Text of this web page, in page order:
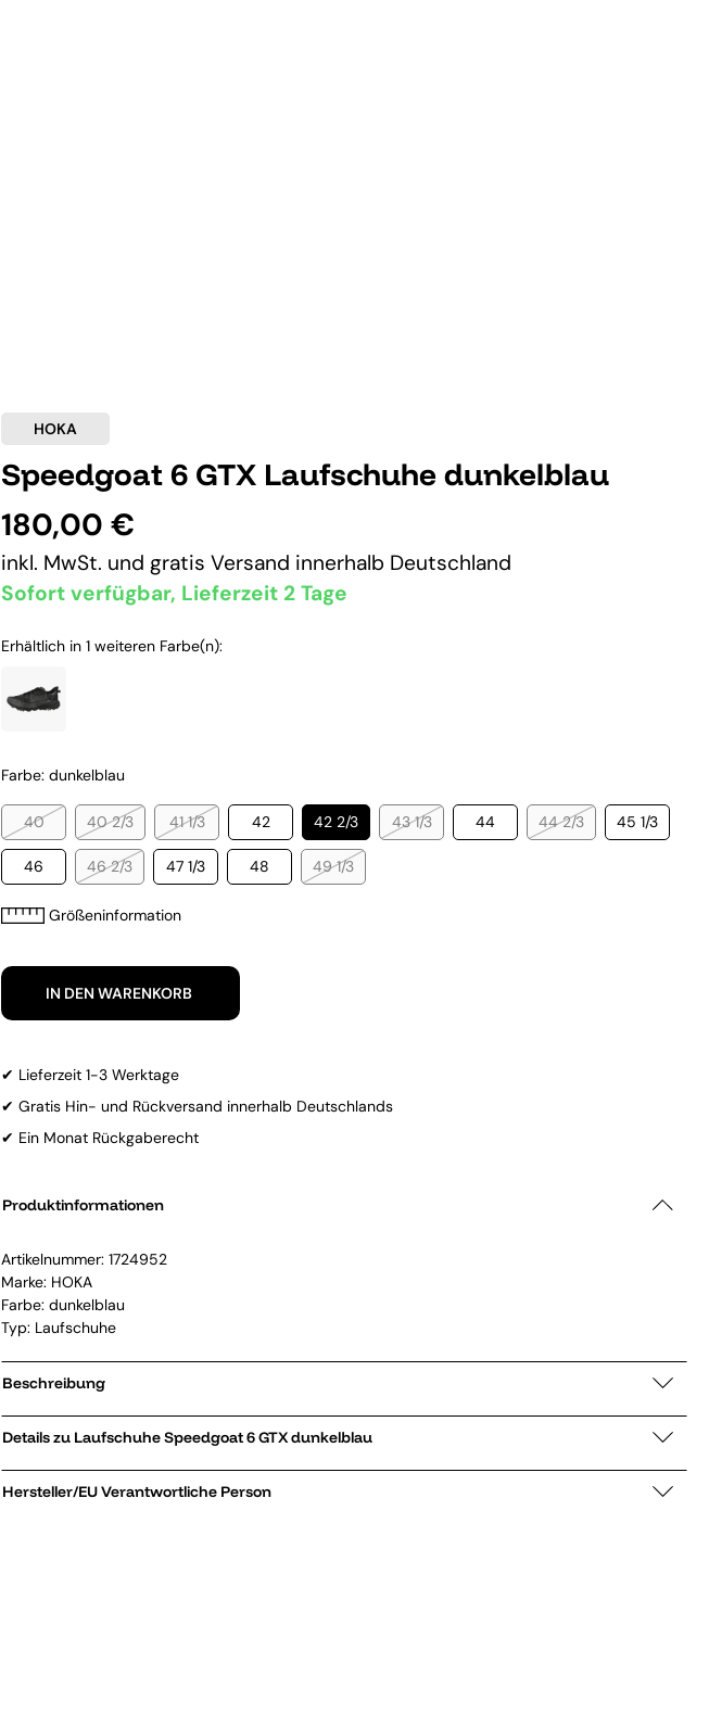
HOKA
Speedgoat 6 GTX Laufschuhe dunkelblau
180,00 €
inkl. MwSt. und gratis Versand innerhalb Deutschland
Sofort verfügbar, Lieferzeit 2 Tage
Erhältlich in 1 weiteren Farbe(n):
Farbe: dunkelblau
40 40 2/3 41 1/3 42 42 2/3 43 1/3 44 44 2/3 45 1/3
46 46 2/3 47 1/3 48 49 1/3
Größeninformation
IN DEN WARENKORB
✔ Lieferzeit 1-3 Werktage
✔ Gratis Hin- und Rückversand innerhalb Deutschlands
✔ Ein Monat Rückgaberecht
Produktinformationen
Artikelnummer: 1724952
Marke: HOKA
Farbe: dunkelblau
Typ: Laufschuhe
Beschreibung
Details zu Laufschuhe Speedgoat 6 GTX dunkelblau
Hersteller/EU Verantwortliche Person